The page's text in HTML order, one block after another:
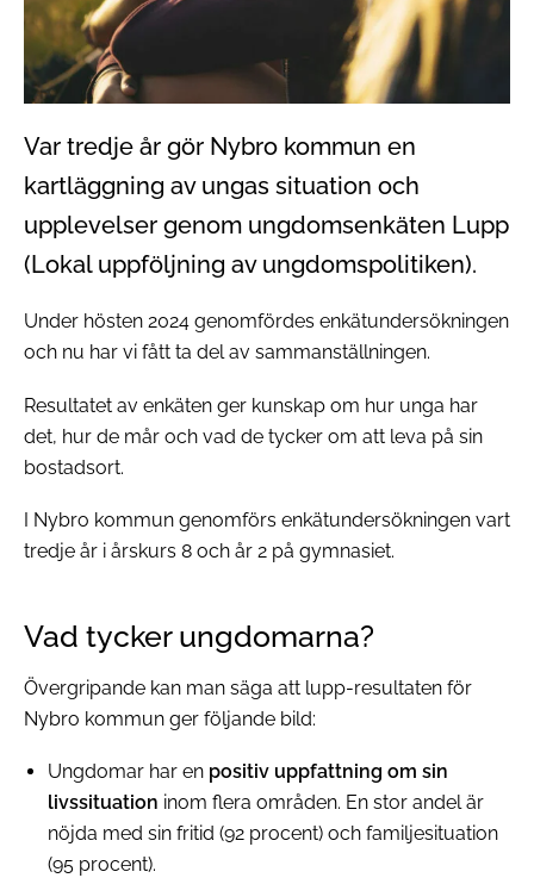
Var tredje år gör Nybro kommun en
kartläggning av ungas situation och
upplevelser genom ungdomsenkäten Lupp
(Lokal uppföljning av ungdomspolitiken).
Under hösten 2024 genomfördes enkätundersökningen
och nu har vi fått ta del av sammanställningen.
Resultatet av enkäten ger kunskap om hur unga har
det, hur de mår och vad de tycker om att leva på sin
bostadsort.
I Nybro kommun genomförs enkätundersökningen vart
tredje år i årskurs 8 och år 2 på gymnasiet.
Vad tycker ungdomarna?
Övergripande kan man säga att lupp-resultaten för
Nybro kommun ger följande bild:
Ungdomar har en positiv uppfattning om sin
livssituation inom flera områden. En stor andel är
nöjda med sin fritid (92 procent) och familjesituation
(95 procent).